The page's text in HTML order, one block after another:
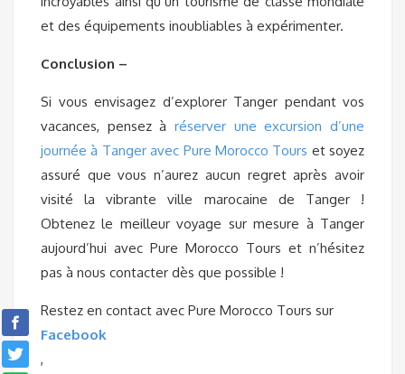
et des équipements inoubliables à expérimenter.
Conclusion –
Si vous envisagez d’explorer Tanger pendant vos
vacances, pensez à réserver une excursion d’une
journée à Tanger avec Pure Morocco Tours et soyez
assuré que vous n’aurez aucun regret après avoir
visité la vibrante ville marocaine de Tanger !
Obtenez le meilleur voyage sur mesure à Tanger
aujourd’hui avec Pure Morocco Tours et n’hésitez
pas à nous contacter dès que possible !
Restez en contact avec Pure Morocco Tours sur
Facebook
,